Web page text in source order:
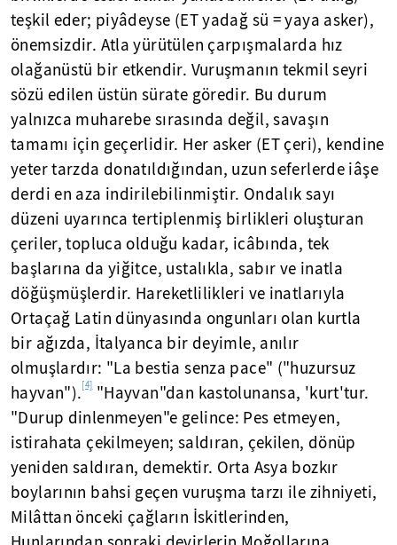
teşkil eder; piyâdeyse (ET yadağ sü = yaya asker),
önemsizdir. Atla yürütülen çarpışmalarda hız
olağanüstü bir etkendir. Vuruşmanın tekmil seyri
sözü edilen üstün sürate göredir. Bu durum
yalnızca muharebe sırasında değil, savaşın
tamamı için geçerlidir. Her asker (ET çeri), kendine
yeter tarzda donatıldığından, uzun seferlerde iâşe
derdi en aza indirilebilinmiştir. Ondalık sayı
düzeni uyarınca tertiplenmiş birlikleri oluşturan
çeriler, topluca olduğu kadar, icâbında, tek
başlarına da yiğitce, ustalıkla, sabır ve inatla
döğüşmüşlerdir. Hareketlilikleri ve inatlarıyla
Ortaçağ Latin dünyasında ongunları olan kurtla
bir ağızda, İtalyanca bir deyimle, anılır
olmuşlardır: "La bestia senza pace" ("huzursuz
hayvan").[4]"Hayvan"dan kastolunansa, 'kurt'tur.
"Durup dinlenmeyen"e gelince: Pes etmeyen,
istirahata çekilmeyen; saldıran, çekilen, dönüp
yeniden saldıran, demektir. Orta Asya bozkır
boylarının bahsi geçen vuruşma tarzı ile zihniyeti,
Milâttan önceki çağların İskitlerinden,